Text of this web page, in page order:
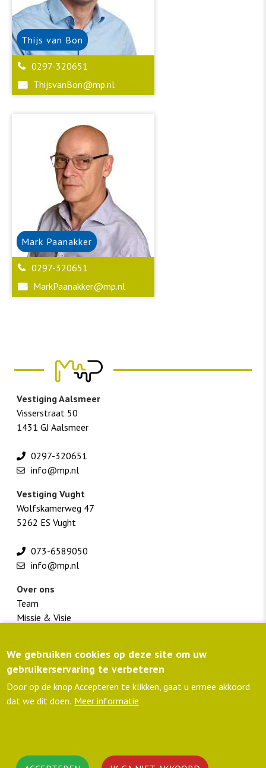
Thijs van Bon
0297-320651
ThijsvanBon@mp.nl
Mark Paanakker
0297-320651
MarkPaanakker@mp.nl
Vestiging Aalsmeer
Visserstraat 50
1431 GJ Aalsmeer
0297-320651
info@mp.nl
Vestiging Vught
Wolfskamerweg 47
5262 ES Vught
073-6589050
info@mp.nl
Over ons
Team
Missie & Visie
Footer
menu
colofon
Klantportaal
Routebeschrijving
Privacyverklaring
lid NLingenieurs
Linkedin
We gebruiken cookies op deze site om uw
gebruikerservaring te verbeteren
Door op de knop Accepteren te klikken, gaat u ermee akkoord
dat we dit doen. Meer informatie